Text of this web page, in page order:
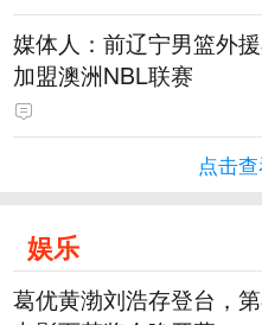
媒体人：前辽宁男篮外
加盟澳洲NBL联赛
点击
娱乐
葛优黄渤刘浩存登台，